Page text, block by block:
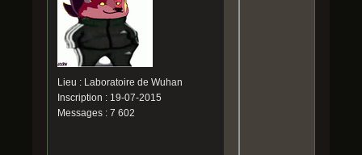
Lieu : Laboratoire de Wuhan
Inscription : 19-07-2015
Messages : 7 602